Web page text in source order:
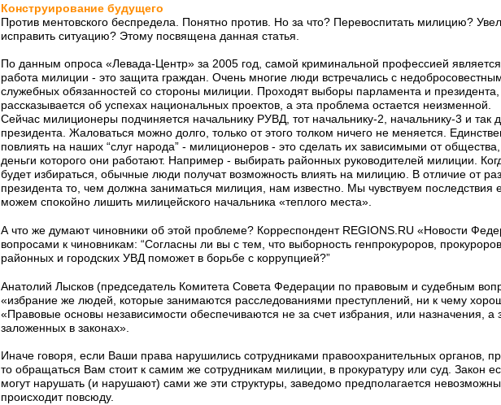
Конструирование будущего
Против ментовского беспредела. Понятно против. Но за что? Перевоспитать милицию?
исправить ситуацию? Этому посвящена данная статья.
По данным опроса «Левада-Центр» за 2005 год, самой криминальной профессией
работа милиции - это защита граждан. Очень многие люди встречались с
служебных обязанностей со стороны милиции. Проходят выборы парламента и президента,
рассказывается об успехах национальных проектов, а эта проблема остается неизменной.
Сейчас милиционеры подчиняется начальнику РУВД, тот начальнику-2, начальнику-3 и так
президента. Жаловаться можно долго, только от этого толком ничего не меняется.
повлиять на наших “слуг народа” - милиционеров - это сделать их зависимыми от
деньги которого они работают. Например - выбирать районных руководителей милиции.
будет избираться, обычные люди получат возможность влиять на милицию. В отличие от
президента то, чем должна заниматься милиция, нам известно. Мы чувствуем последствия
можем спокойно лишить милицейского начальника «теплого места».
А что же думают чиновники об этой проблеме? Корреспондент REGIONS.RU «Новости
вопросами к чиновникам: “Согласны ли вы с тем, что выборность генпрокуроров,
районных и городских УВД поможет в борьбе с коррупцией?”
Анатолий Лысков (председатель Комитета Совета Федерации по правовым и судебным
«избрание же людей, которые занимаются расследованиями преступлений, ни к чему
«Правовые основы независимости обеспечиваются не за счет избрания, или назначения, а
заложенных в законах».
Иначе говоря, если Ваши права нарушились сотрудниками правоохранительных органов,
то обращаться Вам стоит к самим же сотрудникам милиции, в прокуратуру или суд. Закон
могут нарушать (и нарушают) сами же эти структуры, заведомо предполагается
происходит повсюду.